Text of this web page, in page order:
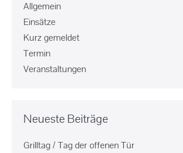
Allgemein
Einsätze
Kurz gemeldet
Termin
Veranstaltungen
Neueste Beiträge
Grilltag / Tag der offenen Tür